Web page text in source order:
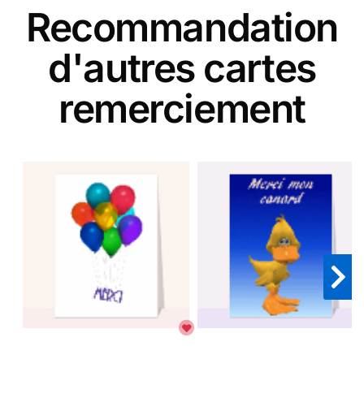
Recommandation
d'autres cartes
remerciement